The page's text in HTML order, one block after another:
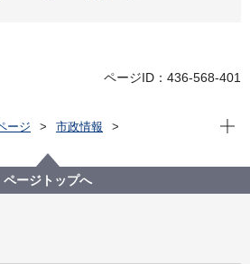
ページID：436-568-401
ージ
市政情報
園（拡張部）へ移築予定の 西洋館の利
サウンディング型市場調査（対話２回
現在
ページトップへ